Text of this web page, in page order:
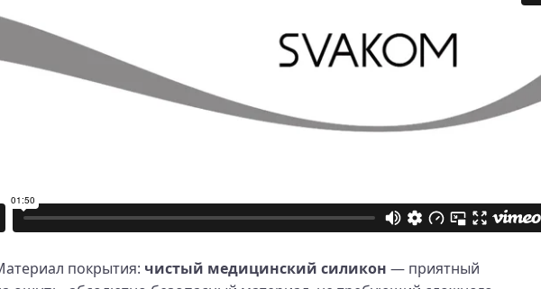
покрытия: чистый медицинский силикон — приятный